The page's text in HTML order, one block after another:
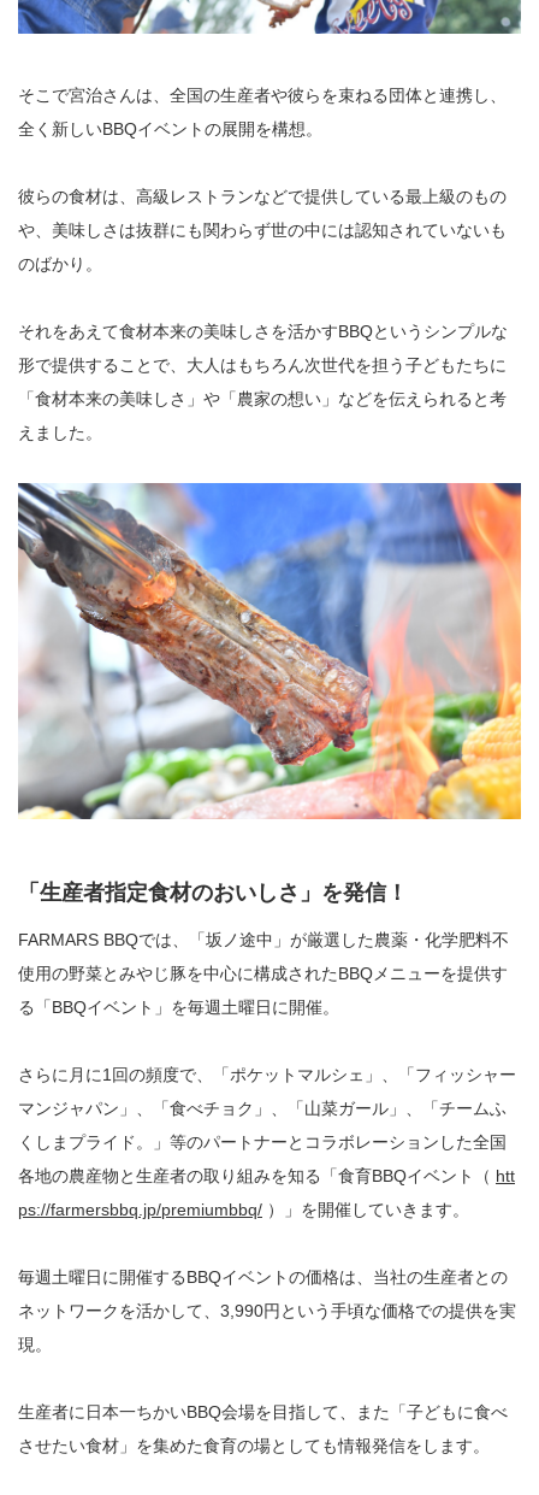
そこで宮治さんは、全国の生産者や彼らを束ねる団体と連携し、
全く新しいBBQイベントの展開を構想。
彼らの食材は、高級レストランなどで提供している最上級のもの
や、美味しさは抜群にも関わらず世の中には認知されていないも
のばかり。
それをあえて食材本来の美味しさを活かすBBQというシンプルな
形で提供することで、大人はもちろん次世代を担う子どもたちに
「食材本来の美味しさ」や「農家の想い」などを伝えられると考
えました。
「生産者指定食材のおいしさ」を発信！
FARMARS BBQでは、「坂ノ途中」が厳選した農薬・化学肥料不
使用の野菜とみやじ豚を中心に構成されたBBQメニューを提供す
る「BBQイベント」を毎週土曜日に開催。
さらに月に1回の頻度で、「ポケットマルシェ」、「フィッシャー
マンジャパン」、「食べチョク」、「山菜ガール」、「チームふ
くしまプライド。」等のパートナーとコラボレーションした全国
各地の農産物と生産者の取り組みを知る「食育BBQイベント（ htt
ps://farmersbbq.jp/premiumbbq/ ）」を開催していきます。
毎週土曜日に開催するBBQイベントの価格は、当社の生産者との
ネットワークを活かして、3,990円という手頃な価格での提供を実
現。
生産者に日本一ちかいBBQ会場を目指して、また「子どもに食べ
させたい食材」を集めた食育の場としても情報発信をします。